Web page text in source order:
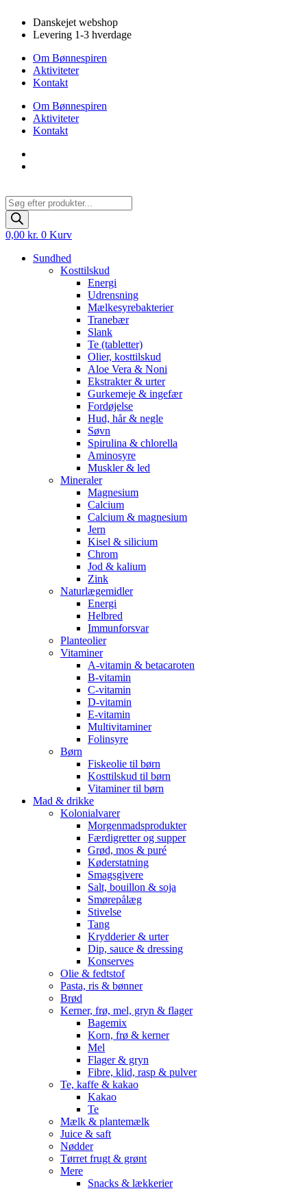
indhold
Danskejet webshop
Levering 1-3 hverdage
Om Bønnespiren
Aktiviteter
Kontakt
Om Bønnespiren
Aktiviteter
Kontakt
Products
search
0,00 kr. 0 Kurv
Sundhed
Kosttilskud
Energi
Udrensning
Mælkesyrebakterier
Tranebær
Slank
Te (tabletter)
Olier, kosttilskud
Aloe Vera & Noni
Ekstrakter & urter
Gurkemeje & ingefær
Fordøjelse
Hud, hår & negle
Søvn
Spirulina & chlorella
Aminosyre
Muskler & led
Mineraler
Magnesium
Calcium
Calcium & magnesium
Jern
Kisel & silicium
Chrom
Jod & kalium
Zink
Naturlægemidler
Energi
Helbred
Immunforsvar
Planteolier
Vitaminer
A-vitamin & betacaroten
B-vitamin
C-vitamin
D-vitamin
E-vitamin
Multivitaminer
Folinsyre
Børn
Fiskeolie til børn
Kosttilskud til børn
Vitaminer til børn
Mad & drikke
Kolonialvarer
Morgenmadsprodukter
Færdigretter og supper
Grød, mos & puré
Køderstatning
Smagsgivere
Salt, bouillon & soja
Smørepålæg
Stivelse
Tang
Krydderier & urter
Dip, sauce & dressing
Konserves
Olie & fedtstof
Pasta, ris & bønner
Brød
Kerner, frø, mel, gryn & flager
Bagemix
Korn, frø & kerner
Mel
Flager & gryn
Fibre, klid, rasp & pulver
Te, kaffe & kakao
Kakao
Te
Mælk & plantemælk
Juice & saft
Nødder
Tørret frugt & grønt
Mere
Snacks & lækkerier